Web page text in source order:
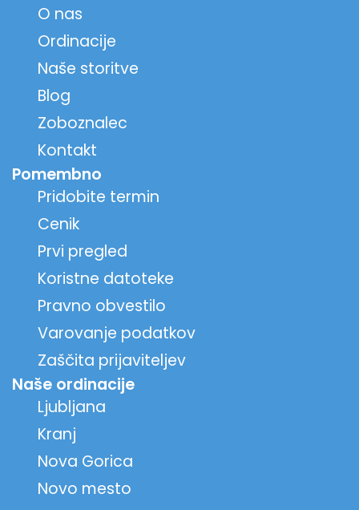
O nas
Ordinacije
Naše storitve
Blog
Zoboznalec
Kontakt
Pomembno
Pridobite termin
Cenik
Prvi pregled
Koristne datoteke
Pravno obvestilo
Varovanje podatkov
Zaščita prijaviteljev
Naše ordinacije
Ljubljana
Kranj
Nova Gorica
Novo mesto